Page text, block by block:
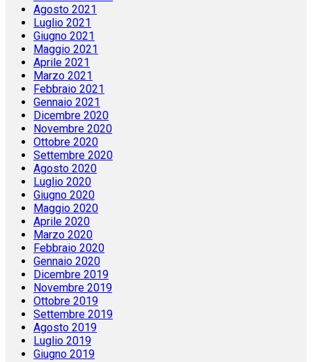
Agosto 2021
Luglio 2021
Giugno 2021
Maggio 2021
Aprile 2021
Marzo 2021
Febbraio 2021
Gennaio 2021
Dicembre 2020
Novembre 2020
Ottobre 2020
Settembre 2020
Agosto 2020
Luglio 2020
Giugno 2020
Maggio 2020
Aprile 2020
Marzo 2020
Febbraio 2020
Gennaio 2020
Dicembre 2019
Novembre 2019
Ottobre 2019
Settembre 2019
Agosto 2019
Luglio 2019
Giugno 2019